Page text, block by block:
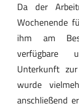
Da der
Wochenende
ihm am
verfügbare
Unterkunft
wurde
anschließend